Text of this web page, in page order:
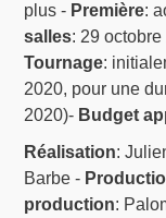
plus - Première:
salles: 29
Tournage:
2020, pour une
2020)- Budget
Réalisation:
Barbe -
production: